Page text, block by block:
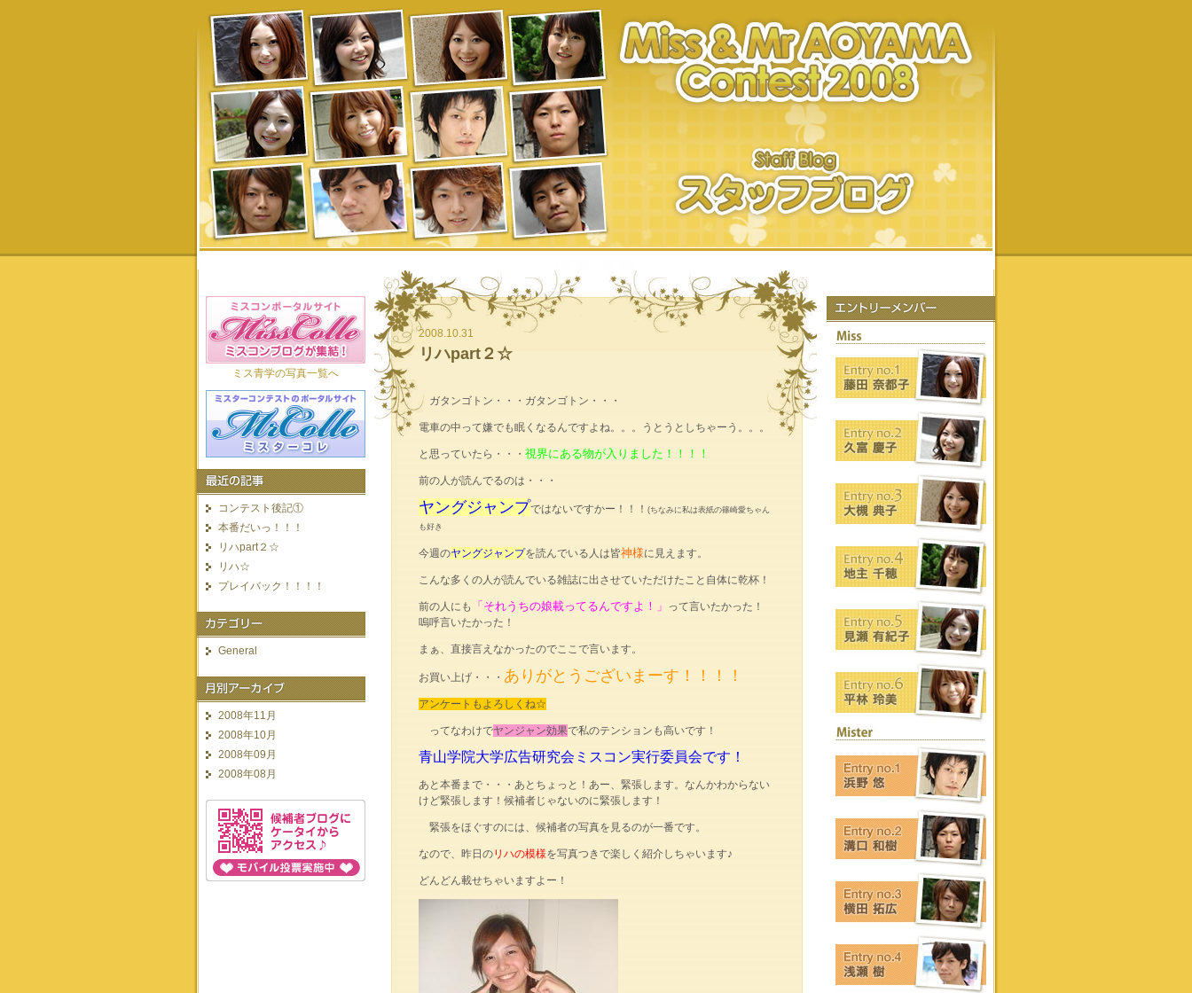
2008.10.31
リハpart２☆
ガタンゴトン・・・ガタンゴトン・・・
電車の中って嫌でも眠くなるんですよね。。。うとうとしちゃーう。。。
と思っていたら・・・ 視界にある物が入りました！！！！
前の人が読んでるのは・・・
ヤングジャンプではないですかー！！！ (ちなみに私は表紙の篠崎愛ちゃん
も好き
今週のヤングジャンプを読んでいる人は皆神様に見えます。
こんな多くの人が読んでいる雑誌に出させていただけたこと自体に乾杯！
前の人にも 「それうちの娘載ってるんですよ！」
って言いたかった！
嗚呼言いたかった！
まぁ、直接言えなかったのでここで言います。
お買い上げ・・・ ありがとうございまーす！！！！
アンケートもよろしくね☆
ってなわけでヤンジャン効果で私のテンションも高いです！
青山学院大学広告研究会ミスコン実行委員会です！
あと本番まで・・・あとちょっと！あー、緊張します。なんかわからない
けど緊張します！候補者じゃないのに緊張します！
緊張をほぐすのには、候補者の写真を見るのが一番です。
なので、昨日のリハの模様を写真つきで楽しく紹介しちゃいます♪
どんどん載せちゃいますよー！
ミス青学の写真一覧へ
コンテスト後記①
本番だいっ！！！
リハpart２☆
リハ☆
プレイバック！！！！
General
2008年11月
2008年10月
2008年09月
2008年08月